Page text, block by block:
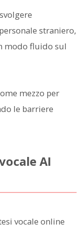
straniero,
modo fluido sul
mezzo per
le barriere
AI
vocale online